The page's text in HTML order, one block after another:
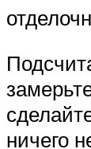
ничего